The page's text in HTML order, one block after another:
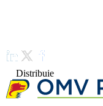
Distribuie